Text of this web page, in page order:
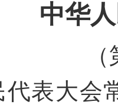
中华
代表大